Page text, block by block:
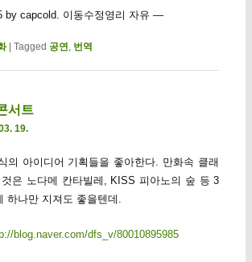
by capcold. 이동수정영리 자유 —
Tagged 공연, 번역
서트
19.
의 아이디어 기획들을 좋아한다. 만화속 클래
은 노다메 칸타빌레, KISS 피아노의 숲 등 3
하나만 지져도 좋을텐데.
blog.naver.com/dfs_v/80010895985